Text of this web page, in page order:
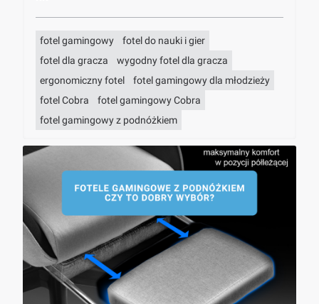
fotel gamingowy
fotel do nauki i gier
fotel dla gracza
wygodny fotel dla gracza
ergonomiczny fotel
fotel gamingowy dla młodzieży
fotel Cobra
fotel gamingowy Cobra
fotel gamingowy z podnóżkiem